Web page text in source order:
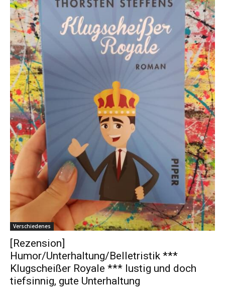
Verschiedenes
[Rezension]
Humor/Unterhaltung/Belletristik ***
Klugscheißer Royale *** lustig und doch
tiefsinnig, gute Unterhaltung